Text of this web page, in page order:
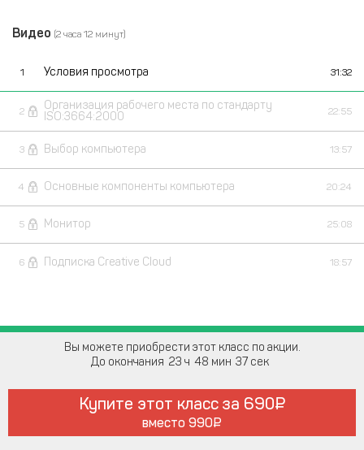
Видео (2 часа 12 минут)
1 Условия просмотра 31:32
2
Организация рабочего места по стандарту
ISO:3664:2000
22:55
3 Выбор компьютера 13:57
4 Основные компоненты компьютера 20:24
5 Монитор 25:08
6 Подписка Creativе Clоud 18:57
Вы можете приобрести этот класс по акции.
До окончания 23 48 37
Купите этот класс за 690
вместо 990